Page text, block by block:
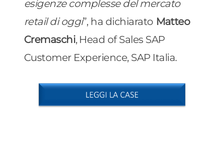
esigenze complesse del mercato
retail di oggi”, ha dichiarato Matteo
Cremaschi, Head of Sales SAP
Customer Experience, SAP Italia.